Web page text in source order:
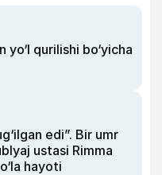
qurilishi bo‘yicha
edi”. Bir umr
ustasi Rimma
hayoti